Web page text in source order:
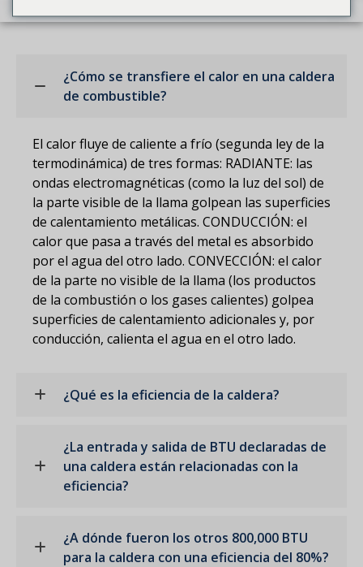
¿Cómo se transfiere el calor en una caldera
de combustible?
El calor fluye de caliente a frío (segunda ley de la
termodinámica) de tres formas: RADIANTE: las
ondas electromagnéticas (como la luz del sol) de
la parte visible de la llama golpean las superficies
de calentamiento metálicas. CONDUCCIÓN: el
calor que pasa a través del metal es absorbido
por el agua del otro lado. CONVECCIÓN: el calor
de la parte no visible de la llama (los productos
de la combustión o los gases calientes) golpea
superficies de calentamiento adicionales y, por
conducción, calienta el agua en el otro lado.
¿Qué es la eficiencia de la caldera?
¿La entrada y salida de BTU declaradas de
una caldera están relacionadas con la
eficiencia?
¿A dónde fueron los otros 800,000 BTU
para la caldera con una eficiencia del 80%?